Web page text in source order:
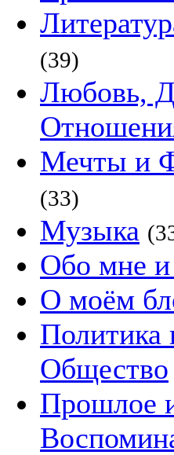
(39)
Любовь,
Мечты и
(33)
Музыка
Обо мне
О моём
Политика
Общество
Прошлое